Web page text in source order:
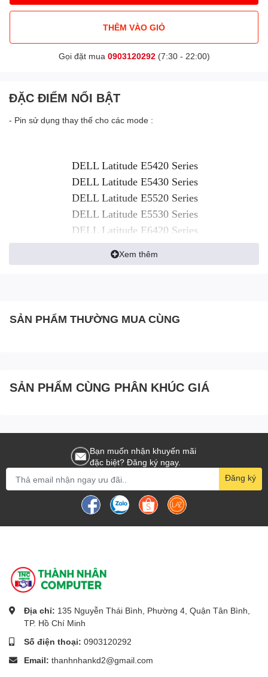
THÊM VÀO GIỎ
Gọi đặt mua 0903120292(7:30 - 22:00)
ĐẶC ĐIỂM NỔI BẬT
- Pin sử dụng thay thế cho các mode :
DELL Latitude E5420 Series
DELL Latitude E5430 Series
DELL Latitude E5520 Series
DELL Latitude E5530 Series
DELL Latitude E6420 Series
DELL Latitude E6420 ATG Series
DELL Latitude E6420 XFR Series
DELL Latitude E6430 XFR Series
DELL LATITUDE E6430 Series
- Hình ảnh:
Xem thêm
SẢN PHẨM THƯỜNG MUA CÙNG
SẢN PHẨM CÙNG PHÂN KHÚC GIÁ
Bạn muốn nhận khuyến mãi
đặc biệt? Đăng ký ngay.
Đăng ký
Địa chỉ: 135 Nguyễn Thái Bình, Phường 4, Quận Tân Bình,
TP. Hồ Chí Minh
Số điện thoại: 0903120292
Email: thanhnhankd2@gmail.com